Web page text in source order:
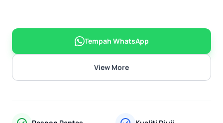
Tempah WhatsApp
View More